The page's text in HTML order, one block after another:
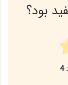
بود؟
4